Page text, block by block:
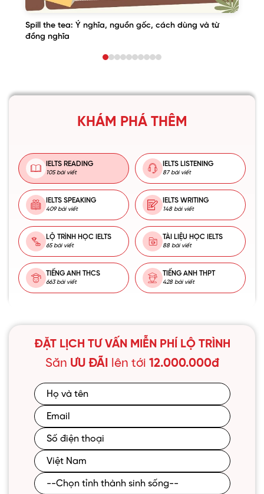
Spill the tea: Ý nghĩa, nguồn gốc, cách dùng và từ
đồng nghĩa
KHÁM PHÁ THÊM
IELTS READING
105 bài viết
IELTS LISTENING
87 bài viết
IELTS SPEAKING
409 bài viết
IELTS WRITING
148 bài viết
LỘ TRÌNH HỌC IELTS
65 bài viết
TÀI LIỆU HỌC IELTS
88 bài viết
TIẾNG ANH THCS
663 bài viết
TIẾNG ANH THPT
428 bài viết
ĐẶT LỊCH TƯ VẤN MIỄN PHÍ LỘ TRÌNH
Săn ƯU ĐÃI lên tới 12.000.000đ